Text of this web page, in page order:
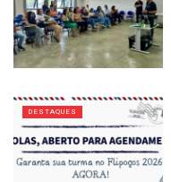
DESTAQUES